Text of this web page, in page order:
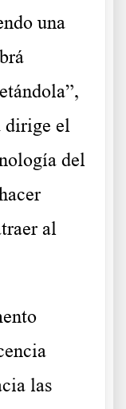
una
dirige el
del
al
las